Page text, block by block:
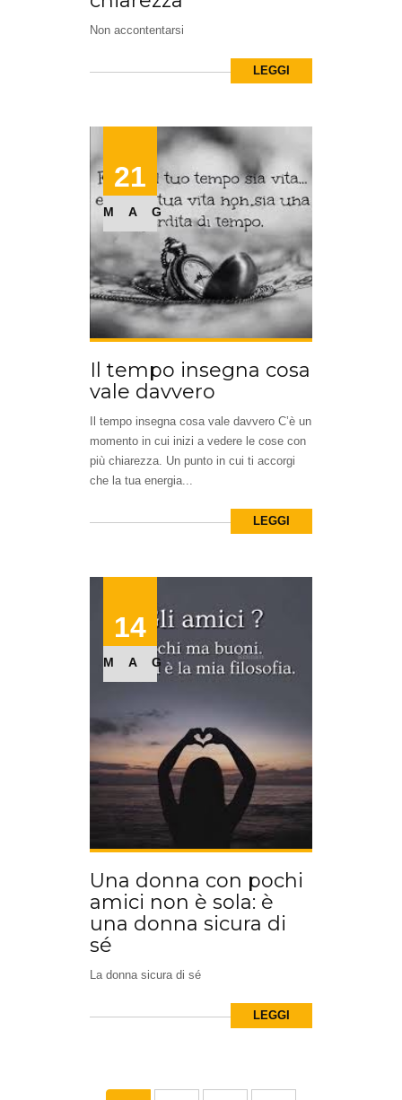
Non accontentarsi
LEGGI
21
MAG
Il tempo insegna cosa
vale davvero
Il tempo insegna cosa vale davvero C’è un
momento in cui inizi a vedere le cose con
più chiarezza. Un punto in cui ti accorgi
che la tua energia...
LEGGI
14
MAG
Una donna con pochi
amici non è sola: è
una donna sicura di
sé
La donna sicura di sé
LEGGI